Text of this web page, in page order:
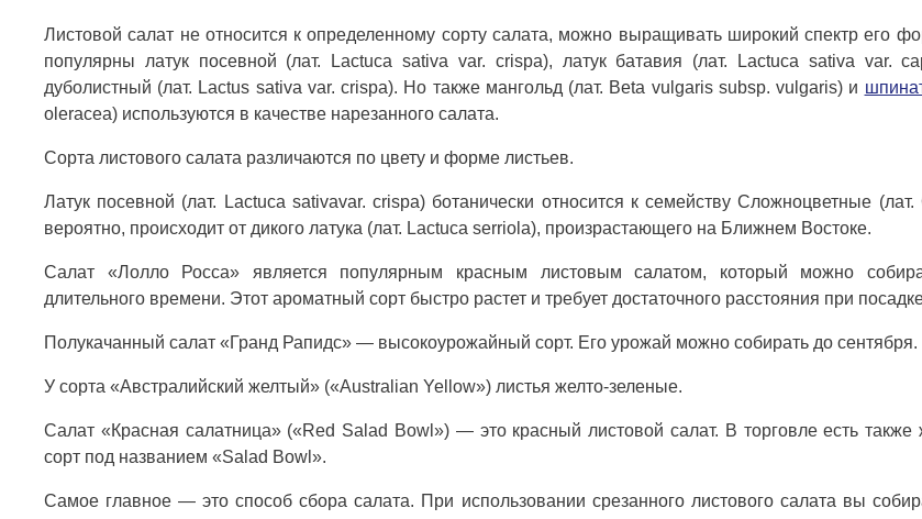
Листовой салат не относится к определенному сорту салата, можно выращивать широкий спектр его
популярны латук посевной (лат. Lactuca sativa var. crispa), латук батавия (лат. Lactuca sativa var.
дуболистный (лат. Lactus sativa var. crispa). Но также мангольд (лат. Beta vulgaris subsp. vulgaris) и
oleracea) используются в качестве нарезанного салата.
Сорта листового салата различаются по цвету и форме листьев.
Латук посевной (лат. Lactuca sativavar. crispa) ботанически относится к семейству Сложноцветные
вероятно, происходит от дикого латука (лат. Lactuca serriola), произрастающего на Ближнем Востоке.
Салат «Лолло Росса» является популярным красным листовым салатом, который можно
длительного времени. Этот ароматный сорт быстро растет и требует достаточного расстояния при
Полукачанный салат «Гранд Рапидс» — высокоурожайный сорт. Его урожай можно собирать до сентября.
У сорта «Австралийский желтый» («Australian Yellow») листья желто-зеленые.
Салат «Красная салатница» («Red Salad Bowl») — это красный листовой салат. В торговле есть также
сорт под названием «Salad Bowl».
Самое главное — это способ сбора салата. При использовании срезанного листового салата вы